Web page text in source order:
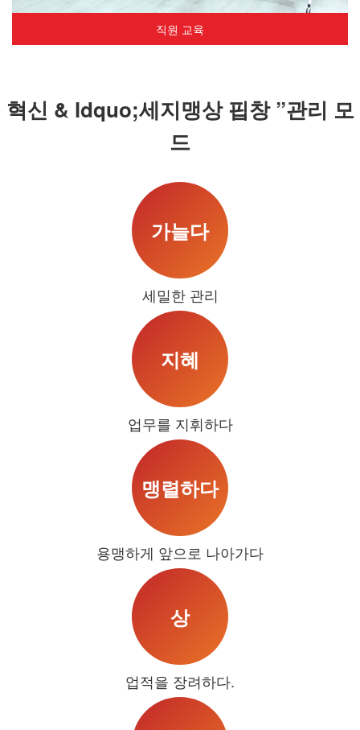
직원 교육
혁신 & ldquo;세지맹상 핍창 ”관리 모
드
가늘다
세밀한 관리
지혜
업무를 지휘하다
맹렬하다
용맹하게 앞으로 나아가다
상
업적을 장려하다.